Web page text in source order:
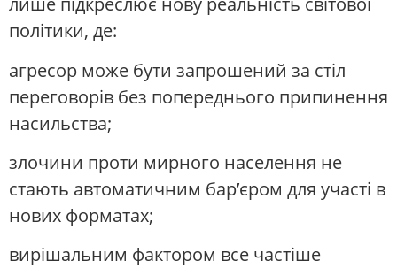
політики, де:
агресор може бути запрошений за стіл
переговорів без попереднього припинення
насильства;
злочини проти мирного населення не
стають автоматичним бар’єром для участі в
нових форматах;
вирішальним фактором все частіше